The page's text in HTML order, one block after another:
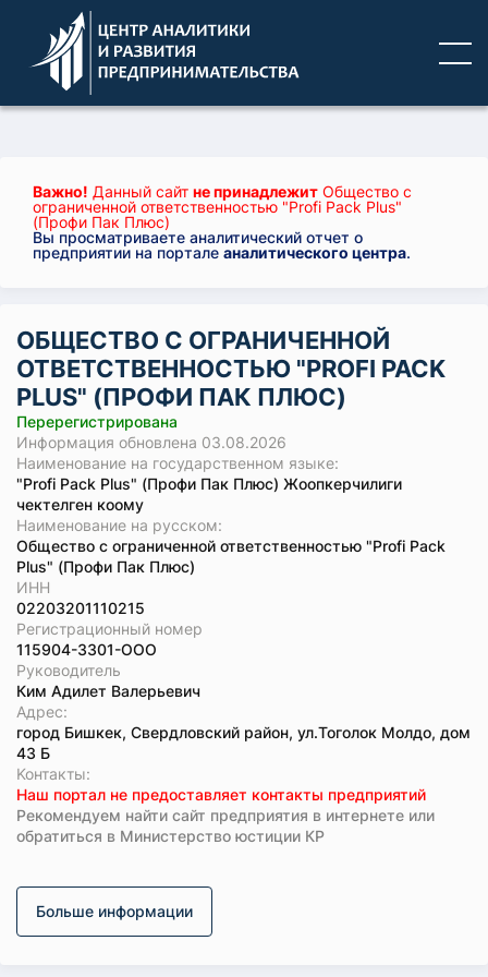
Важно! Данный сайт не принадлежит Общество с
ограниченной ответственностью "Profi Pack Plus"
(Профи Пак Плюс)
Вы просматриваете аналитический отчет о
предприятии на портале аналитического центра.
ОБЩЕСТВО С ОГРАНИЧЕННОЙ
ОТВЕТСТВЕННОСТЬЮ "PROFI PACK
PLUS" (ПРОФИ ПАК ПЛЮС)
Перерегистрирована
Информация обновлена 03.08.2026
Наименование на государственном языке:
"Profi Pack Plus" (Профи Пак Плюс) Жоопкерчилиги
чектелген коому
Наименование на русском:
Общество с ограниченной ответственностью "Profi Pack
Plus" (Профи Пак Плюс)
ИНН
02203201110215
Регистрационный номер
115904-3301-ООО
Руководитель
Ким Адилет Валерьевич
Адрес:
город Бишкек, Свердловский район, ул.Тоголок Молдо, дом
43 Б
Koнтaкты:
Наш портал не предоставляет контакты предприятий
Рекомендуем найти сайт предприятия в интернете или
обратиться в Министерство юстиции КР
Больше информации